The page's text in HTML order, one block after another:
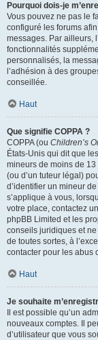
Pourquoi dois-je
Vous pouvez ne pas le
configuré les forums
messages. Par ailleurs,
fonctionnalités
personnalisés, la
l’adhésion à des
conseillée.
Haut
Que signifie COPPA ?
COPPA (ou Children’s
États-Unis qui dit que
mineurs de moins de
(ou d’un tuteur légal)
d’identifier un mineur
s’applique à vous,
votre place, contactez
phpBB Limited et les
conseils juridiques et
de toutes sortes, à
contacter pour les abus
Haut
Je souhaite
Il est possible qu’un
nouveaux comptes. Il
d’utilisateur que vous